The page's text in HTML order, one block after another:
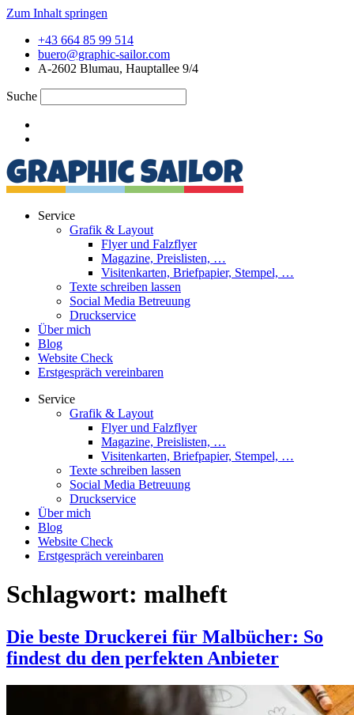
Zum Inhalt springen
+43 664 85 99 514
buero@graphic-sailor.com
A-2602 Blumau, Hauptallee 9/4
Suche
Service
Grafik & Layout
Flyer und Falzflyer
Magazine, Preislisten, …
Visitenkarten, Briefpapier, Stempel, …
Texte schreiben lassen
Social Media Betreuung
Druckservice
Über mich
Blog
Website Check
Erstgespräch vereinbaren
Service
Grafik & Layout
Flyer und Falzflyer
Magazine, Preislisten, …
Visitenkarten, Briefpapier, Stempel, …
Texte schreiben lassen
Social Media Betreuung
Druckservice
Über mich
Blog
Website Check
Erstgespräch vereinbaren
Schlagwort: malheft
Die beste Druckerei für Malbücher: So
findest du den perfekten Anbieter